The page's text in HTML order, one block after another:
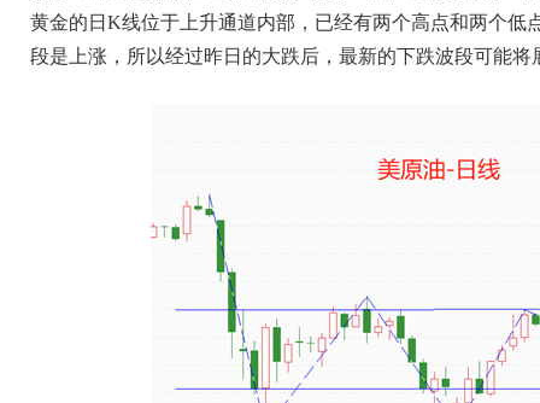
黄金的日K线位于上升通道内部，已经有两个高点和两个
段是上涨，所以经过昨日的大跌后，最新的下跌波段可能